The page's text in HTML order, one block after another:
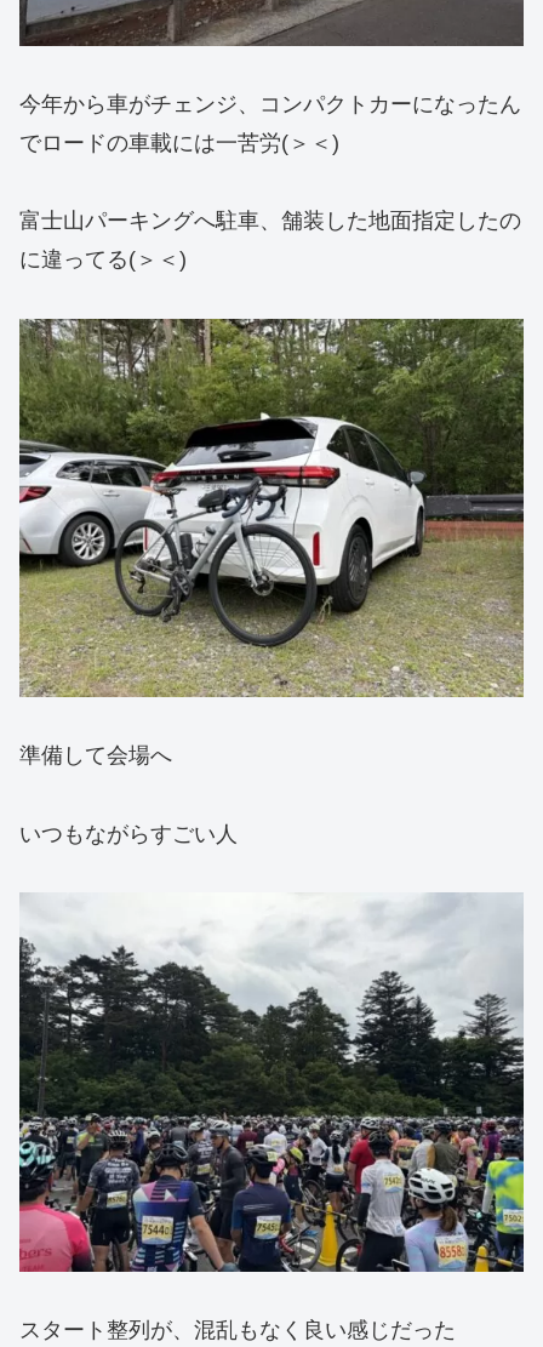
今年から車がチェンジ、コンパクトカーになったん
でロードの車載には一苦労(＞＜)
富士山パーキングへ駐車、舗装した地面指定したの
に違ってる(＞＜)
準備して会場へ
いつもながらすごい人
スタート整列が、混乱もなく良い感じだった